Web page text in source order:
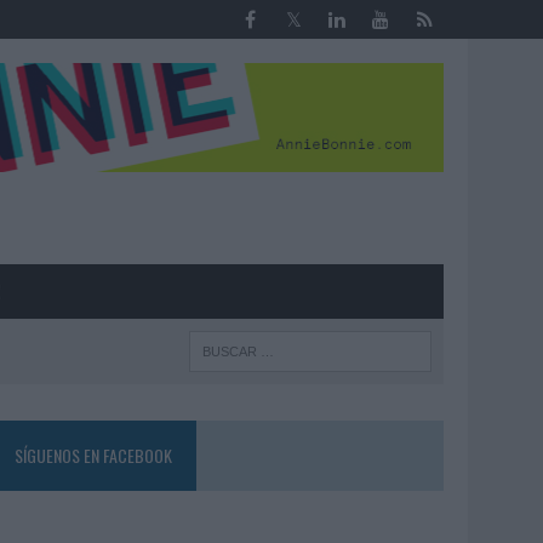
SÍGUENOS EN FACEBOOK